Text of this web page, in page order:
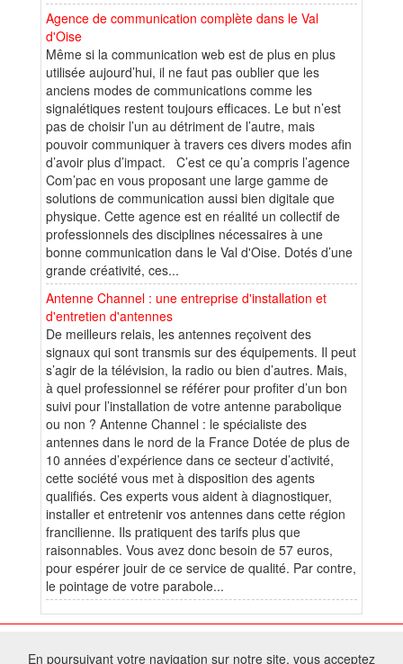
Agence de communication complète dans le Val
d'Oise
Même si la communication web est de plus en plus
utilisée aujourd’hui, il ne faut pas oublier que les
anciens modes de communications comme les
signalétiques restent toujours efficaces. Le but n’est
pas de choisir l’un au détriment de l’autre, mais
pouvoir communiquer à travers ces divers modes afin
d’avoir plus d’impact. C’est ce qu’a compris l’agence
Com’pac en vous proposant une large gamme de
solutions de communication aussi bien digitale que
physique. Cette agence est en réalité un collectif de
professionnels des disciplines nécessaires à une
bonne communication dans le Val d'Oise. Dotés d’une
grande créativité, ces...
Antenne Channel : une entreprise d'installation et
d'entretien d'antennes
De meilleurs relais, les antennes reçoivent des
signaux qui sont transmis sur des équipements. Il peut
s’agir de la télévision, la radio ou bien d’autres. Mais,
à quel professionnel se référer pour profiter d’un bon
suivi pour l’installation de votre antenne parabolique
ou non ? Antenne Channel : le spécialiste des
antennes dans le nord de la France Dotée de plus de
10 années d’expérience dans ce secteur d’activité,
cette société vous met à disposition des agents
qualifiés. Ces experts vous aident à diagnostiquer,
installer et entretenir vos antennes dans cette région
francilienne. Ils pratiquent des tarifs plus que
raisonnables. Vous avez donc besoin de 57 euros,
pour espérer jouir de ce service de qualité. Par contre,
le pointage de votre parabole...
En poursuivant votre navigation sur notre site, vous acceptez